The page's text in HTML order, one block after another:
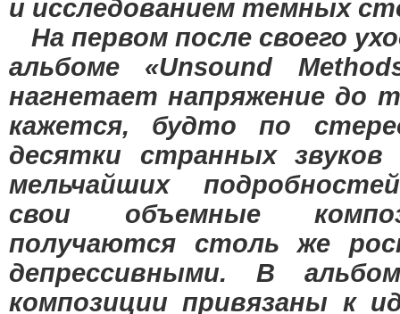
и исследованием темных
На первом после своего
альбоме «Unsound
нагнетает напряжение до
кажется, будто по
десятки странных
мельчайших
свои объемные
получаются столь же
депрессивными. В
композиции привязаны к